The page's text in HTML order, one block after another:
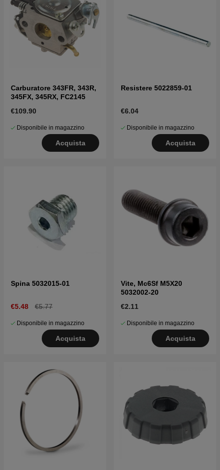
Carburatore 343FR, 343R,
345FX, 345RX, FC2145
€109.90
Disponibile in magazzino
Acquista
Resistere 5022859-01
€6.04
Disponibile in magazzino
Acquista
Spina 5032015-01
€5.48 €5.77
Disponibile in magazzino
Acquista
Vite, Mc6Sf M5X20
5032002-20
€2.11
Disponibile in magazzino
Acquista